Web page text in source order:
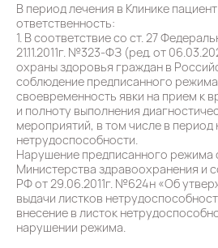
В период лечения в Клинике
ответственность:
1. В соответствие со ст. 27
21.11.2011г. №323-ФЗ (ред. от
охраны здоровья граждан в
соблюдение предписанного
своевременность явки на прием к
и полноту выполнения
мероприятий, в том числе в период
нетрудоспособности.
Нарушение предписанного режима
Министерства здравоохранения и
РФ от 29.06.2011г. №624н «Об
выдачи листков
внесение в листок
нарушении режима.